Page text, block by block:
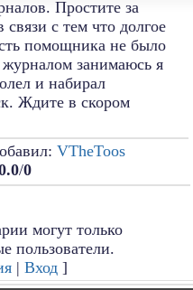
Простите за
с тем что долгое
помощника не было
занимаюсь я
и набирал
Ждите в скором
VTheToos
/0
могут только
пользователи.
| Вход]